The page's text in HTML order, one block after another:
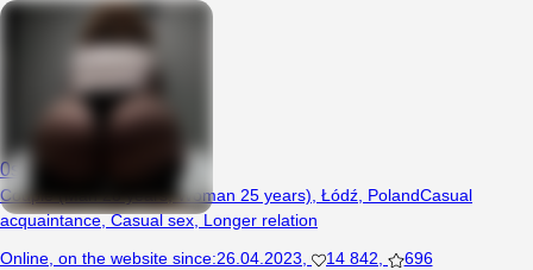
0straPara
Couple (Man 28 years, Woman 25 years), Łódź, PolandCasual
acquaintance,Casual sex,Longer relation
Online on the website since:26.04.2023 14 842
696